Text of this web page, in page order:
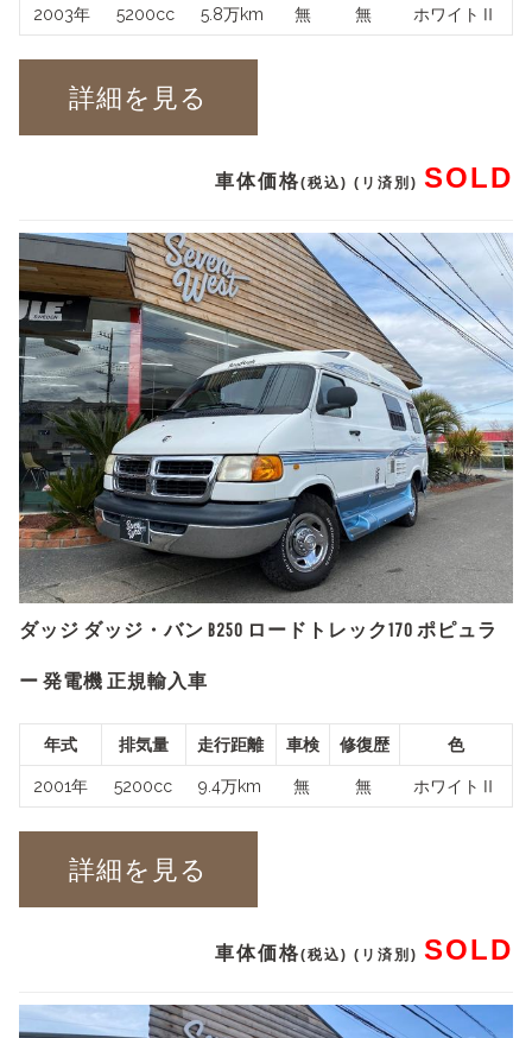
2003年 5200cc 5.8万km 無 無 ホワイトⅡ
詳細を見る
車体価格(税込) (リ済別)SOLD
ダッジ ダッジ・バン B250 ロードトレック170 ポピュラ
ー 発電機 正規輸入車
年式 排気量 走行距離 車検 修復歴 色
2001年 5200cc 9.4万km 無 無 ホワイトⅡ
詳細を見る
車体価格(税込) (リ済別)SOLD